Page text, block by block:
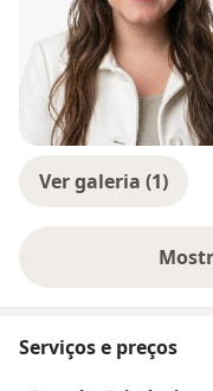
Ver galeria (1)
Serviços e preços